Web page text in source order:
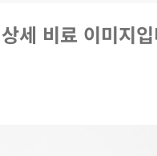
세 비료 이미지